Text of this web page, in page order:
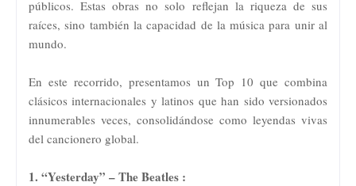
públicos. Estas obras no solo reflejan la riqueza de sus
raíces, sino también la capacidad de la música para unir al
mundo.
En este recorrido, presentamos un Top 10 que combina
clásicos internacionales y latinos que han sido versionados
innumerables veces, consolidándose como leyendas vivas
del cancionero global.
1. “Yesterday” – The Beatles :